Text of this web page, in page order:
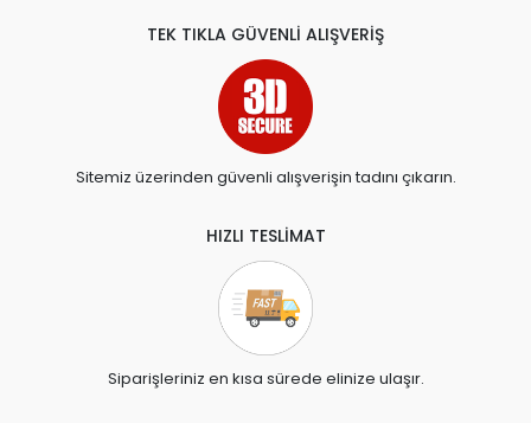
TEK TIKLA GÜVENLİ ALIŞVERİŞ
Sitemiz üzerinden güvenli alışverişin tadını çıkarın.
HIZLI TESLİMAT
Siparişleriniz en kısa sürede elinize ulaşır.